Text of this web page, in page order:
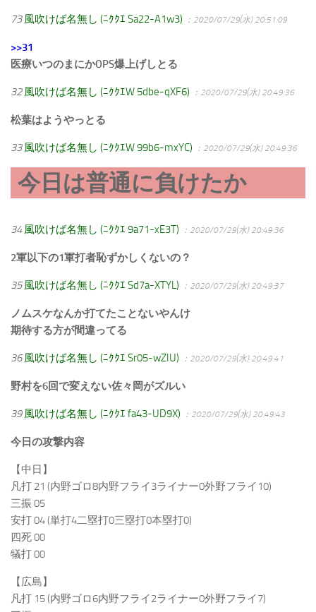
73 風吹けば名無し (ﾆｸｸｴ Sa22-A1w3) ：2020/07/29(水) 20:51:09
>>31
医療いつのまにかOPS爆上げしとる
32 風吹けば名無し (ﾆｸｸｴW 5dbe-qXF6) ：2020/07/29(水) 20:49:36
松葉はようやっとる
33 風吹けば名無し (ﾆｸｸｴW 99b6-mxYC) ：2020/07/29(水) 20:49:36
今日は普通に負けたか
34 風吹けば名無し (ﾆｸｸｴ 9a71-xE3T) ：2020/07/29(水) 20:49:36
2軍以下の1軍打者恥ずかしくないの？
35 風吹けば名無し (ﾆｸｸｴ Sd7a-XTYL) ：2020/07/29(水) 20:49:37
ノムスケなんか打てたことないやんけ
期待する方が間違ってる
36 風吹けば名無し (ﾆｸｸｴ Sr05-wZIU) ：2020/07/29(水) 20:49:41
野村を6回で変えない佐々岡がズルい
39 風吹けば名無し (ﾆｸｸｴ fa43-UD9X) ：2020/07/29(水) 20:49:43
今日の攻撃内容
【中日】
凡打 21 (内野ゴロ8内野フライ3ライナー0外野フライ10)
三振 05
安打 04 (単打4二塁打0三塁打0本塁打0)
四死 00
犠打 00
【広島】
凡打 15 (内野ゴロ6内野フライ2ライナー0外野フライ7)